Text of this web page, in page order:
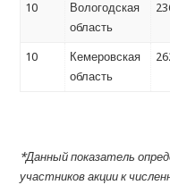
10
Вологодская
область
10
Кемеровская
область
*Данный показатель
участников акции к